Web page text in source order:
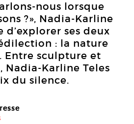
nous lorsque
?», Nadia-Karline
d’explorer ses deux
: la nature
Entre sculpture et
Nadia-Karline Teles
du silence.